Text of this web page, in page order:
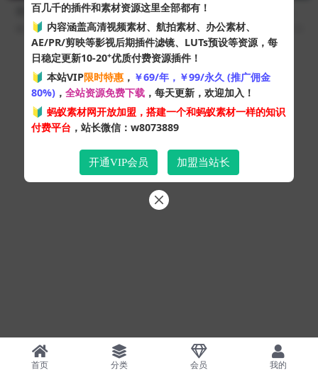
香港夜景视频（4K）实拍素材
香港夜景延时拍摄视频
128 10
维多利亚港延时摄影航拍香港
维多利亚港视频（4K）
126
Copyright © 2024蚂蚁素材网- 版权所有 All rights reserved.
粤ICP备19095528号
XML网站地图HTML网站地图 百度地图
SQL：48
Pages：0.35438s
首页 分类 会员 我的
百几千的插件和素材资源这里全部都有！
🔰 内容涵盖高清视频素材、航拍素材、办公素材、
AE/PR/剪映等影视后期插件滤镜、LUTs预设等资源，每
日稳定更新10-20+优质付费资源插件！
🔰 本站VIP限时特惠 ， ￥69/年，￥99/永久 (推广佣金
80%) ， 全站资源免费下载 ，每天更新，欢迎加入！
🔰 蚂蚁素材网开放加盟，搭建一个和蚂蚁素材一样的知识
付费平台 ，站长微信：w8073889
开通VIP会员 加盟当站长